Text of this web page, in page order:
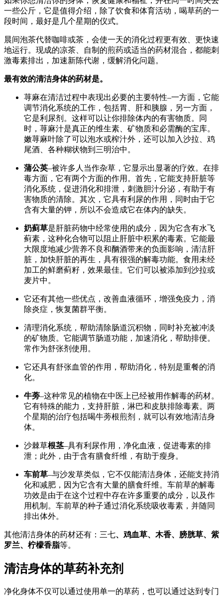
一些公斤，它是值得介绍，除了饮食和体育活动，喝草药的一
段时间，最好是几个星期的仪式。
晨间泡茶代替咖啡或茶，会使一天的消化过程更有效、更快速
地运行。现成的凉茶、自制的煎药或适当的药材混合，都能刺
激毒素排出，加速新陈代谢，缓解消化问题。
最有效的清洁身体的药材是。
荨麻在清洁过程中表现出必要的主要特性–一方面，它能
调节消化系统的工作，包括胃、肝和胰腺，另一方面，
它是利尿剂。这样可以让你排除体内的有害物质。同
时，荨麻汁是真正的维生素、矿物质和必需酶的宝库。
嫩荨麻叶除了可以泡水或榨汁外，还可以加入沙拉、鸡
尾酒、各种糊状物到三明治中。
蒲公英–被许多人当作杂草，它显示出显著的疗效。在排
毒方面，它有两个方面的作用。首先，它能支持肝脏等
消化系统，促进消化和排泄，刺激胆汁分泌，有助于有
害物质的清除。其次，它具有利尿的作用，同时由于它
含有大量的钾，所以不会造成它在体内的缺失。
奶蓟草是肝脏药物中经常使用的成分，因为它含有水飞
蓟素，这种化合物可以阻止肝脏中积累的毒素。它能最
大限度地减少营养不良和酗酒带来的负面影响，清洁肝
脏，加快肝脏的再生，具有很强的解毒功能。食用未经
加工的鲜磨蓟籽，效果最佳。它们可以被添加到沙拉或
麦片中。
它还有其他一些优点，改善血液循环，增强免疫力，消
除炎症，恢复菌群平衡。
清理消化系统，帮助清除肠道沉积物，同时补充被冲淡
的矿物质。它能调节肠道功能，加速消化，帮助排便。
常作为舒张剂使用。
它还具有舒张血管的作用，帮助消化，特别是重餐的消
化。
牛蒡–这种常见的植物在中医上已经被用作解毒的药材。
它有特殊的能力，支持肝脏，淋巴和皮肤排除毒素。两
个星期的治疗包括喝牛蒡根煎剂，就可以有效地清洁身
体。
沙棘草根茎–具有利尿作用，净化血液，促进毒素的排
泄；此外，由于含有膳食纤维，有助于瘦身。
车前草–与沙发草类似，它不仅能清洁身体，还能支持消
化和减肥，因为它含有大量的膳食纤维。车前草的解毒
功效是由于在这个过程中存在许多重要的成分，以及作
用机制。车前草的种子通过消化系统吸收毒素，并随同
排出体外。
其他清洁身体的药材还有：三七、鸡血草、木香、膀胱草、紫
罗兰、柠檬香脂等。
清洁身体的草药补充剂
净化身体不仅可以通过使用单一的草药，也可以通过达到专门